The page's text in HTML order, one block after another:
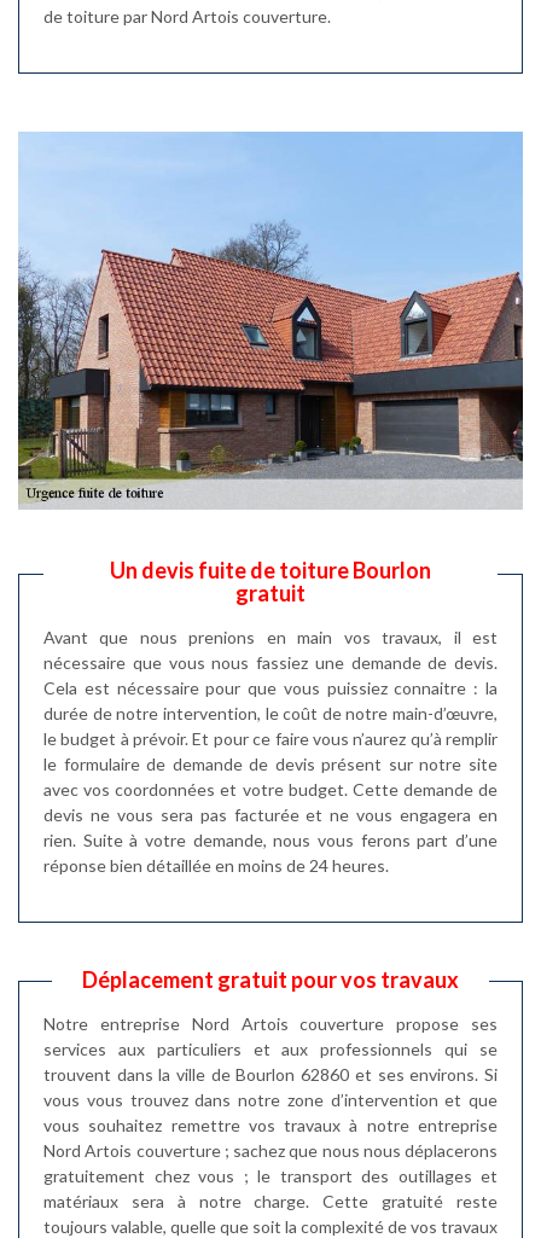
de toiture par Nord Artois couverture.
Un devis fuite de toiture Bourlon
gratuit
Avant que nous prenions en main vos travaux, il est
nécessaire que vous nous fassiez une demande de devis.
Cela est nécessaire pour que vous puissiez connaitre : la
durée de notre intervention, le coût de notre main-d’œuvre,
le budget à prévoir. Et pour ce faire vous n’aurez qu’à remplir
le formulaire de demande de devis présent sur notre site
avec vos coordonnées et votre budget. Cette demande de
devis ne vous sera pas facturée et ne vous engagera en
rien. Suite à votre demande, nous vous ferons part d’une
réponse bien détaillée en moins de 24 heures.
Déplacement gratuit pour vos travaux
Notre entreprise Nord Artois couverture propose ses
services aux particuliers et aux professionnels qui se
trouvent dans la ville de Bourlon 62860 et ses environs. Si
vous vous trouvez dans notre zone d’intervention et que
vous souhaitez remettre vos travaux à notre entreprise
Nord Artois couverture ; sachez que nous nous déplacerons
gratuitement chez vous ; le transport des outillages et
matériaux sera à notre charge. Cette gratuité reste
toujours valable, quelle que soit la complexité de vos travaux